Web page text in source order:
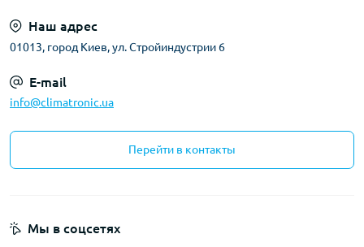
Наш адрес
01013, город Киев, ул. Стройиндустрии 6
E-mail
info@climatronic.ua
Перейти в контакты
Мы в соцсетях